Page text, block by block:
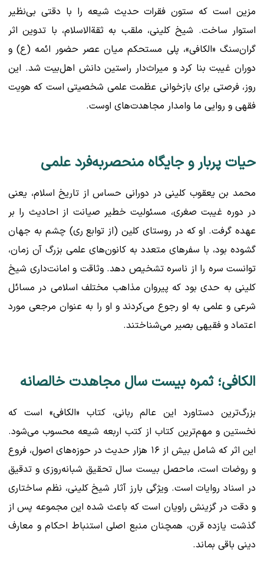
مزین است که ستون فقرات حدیث شیعه را با دقتی بی‌نظیر
استوار ساخت. شیخ کلینی، ملقب به ثقةالاسلام، با تدوین اثر
گران‌سنگ «الکافی»، پلی مستحکم میان عصر حضور ائمه (ع) و
دوران غیبت بنا کرد و میراث‌دار راستین دانش اهل‌بیت شد. این
روز، فرصتی برای بازخوانی عظمت علمی شخصیتی است که هویت
فقهی و روایی ما وامدار مجاهدت‌های اوست.
حیات پربار و جایگاه منحصربه‌فرد علمی
محمد بن یعقوب کلینی در دورانی حساس از تاریخ اسلام، یعنی
در دوره غیبت صغری، مسئولیت خطیر صیانت از احادیث را بر
عهده گرفت. او که در روستای کلین (از توابع ری) چشم به جهان
گشوده بود، با سفرهای متعدد به کانون‌های علمی بزرگ آن زمان،
توانست سره را از ناسره تشخیص دهد. وثاقت و امانت‌داری شیخ
کلینی به حدی بود که پیروان مذاهب مختلف اسلامی در مسائل
شرعی و علمی به او رجوع می‌کردند و او را به عنوان مرجعی مورد
اعتماد و فقیهی بصیر می‌شناختند.
الکافی؛ ثمره بیست سال مجاهدت خالصانه
بزرگ‌ترین دستاورد این عالم ربانی، کتاب «الکافی» است که
نخستین و مهم‌ترین کتاب از کتب اربعه شیعه محسوب می‌شود.
این اثر که شامل بیش از ۱۶ هزار حدیث در حوزه‌های اصول، فروع
و روضات است، ماحصل بیست سال تحقیق شبانه‌روزی و تدقیق
در اسناد روایات است. ویژگی بارز آثار شیخ کلینی، نظم ساختاری
و دقت در گزینش راویان است که باعث شده این مجموعه پس از
گذشت یازده قرن، همچنان منبع اصلی استنباط احکام و معارف
دینی باقی بماند.